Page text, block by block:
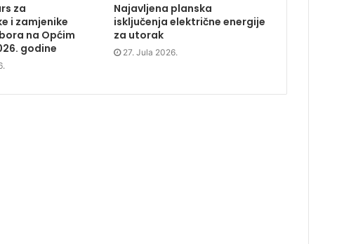
za
i zamjenike
na Općim
godine
Najavljena planska
isključenja električne energije
za utorak
27. Jula 2026.